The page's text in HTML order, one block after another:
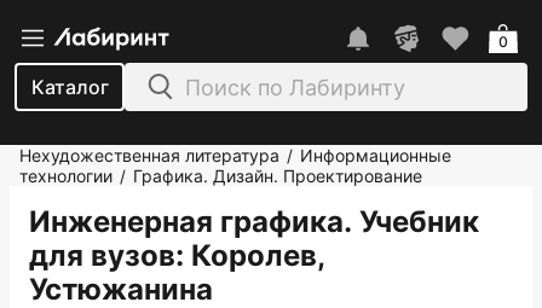
Каталог
0
Нехудожественная литература / Информационные
технологии / Графика. Дизайн. Проектирование
Инженерная графика. Учебник
для вузов: Королев,
Устюжанина